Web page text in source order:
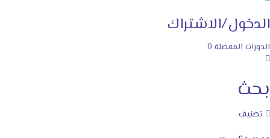
الدخول/الاشتراك
الدورات المفضلة 0
بحث
تصنيف